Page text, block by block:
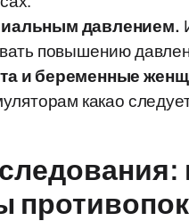
давлением.
повышению
и беременные
какао